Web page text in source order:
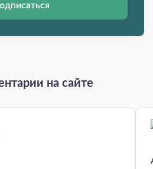
на сайте